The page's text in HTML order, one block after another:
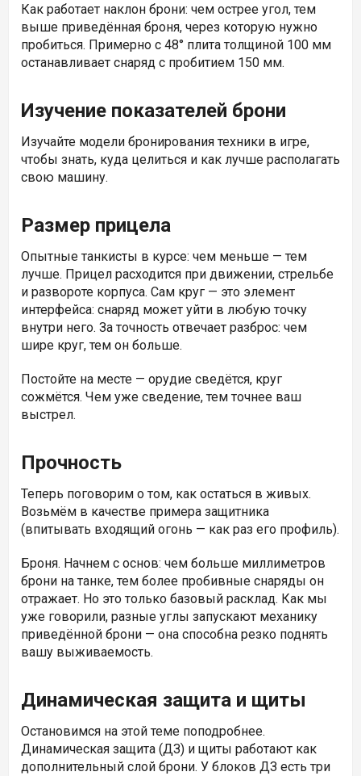
Как работает наклон брони: чем острее угол, тем
выше приведённая броня, через которую нужно
пробиться. Примерно с 48° плита толщиной 100 мм
останавливает снаряд с пробитием 150 мм.
Изучение показателей брони
Изучайте модели бронирования техники в игре,
чтобы знать, куда целиться и как лучше располагать
свою машину.
Размер прицела
Опытные танкисты в курсе: чем меньше — тем
лучше. Прицел расходится при движении, стрельбе
и развороте корпуса. Сам круг — это элемент
интерфейса: снаряд может уйти в любую точку
внутри него. За точность отвечает разброс: чем
шире круг, тем он больше.
Постойте на месте — орудие сведётся, круг
сожмётся. Чем уже сведение, тем точнее ваш
выстрел.
Прочность
Теперь поговорим о том, как остаться в живых.
Возьмём в качестве примера защитника
(впитывать входящий огонь — как раз его профиль).
Броня. Начнем с основ: чем больше миллиметров
брони на танке, тем более пробивные снаряды он
отражает. Но это только базовый расклад. Как мы
уже говорили, разные углы запускают механику
приведённой брони — она способна резко поднять
вашу выживаемость.
Динамическая защита и щиты
Остановимся на этой теме поподробнее.
Динамическая защита (ДЗ) и щиты работают как
дополнительный слой брони. У блоков ДЗ есть три